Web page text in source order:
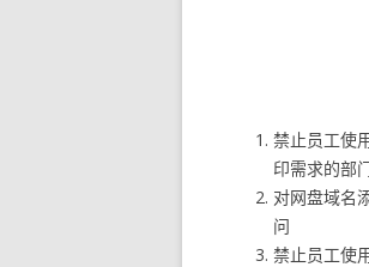
禁止员工使
印需求的部
对网盘域名
问
禁止员工使